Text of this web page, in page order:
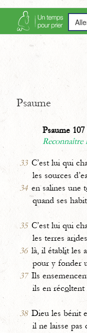
Psaume
Psaume
Reconnaître
33 C’est lui qui
les sources
34 en salines une t
quand ses habit
35 C’est lui qui
les terres ari
36 là, il établit les
pour y fonder
37 Ils
ils en récoltent
38 Dieu les bénit
il ne laisse pas